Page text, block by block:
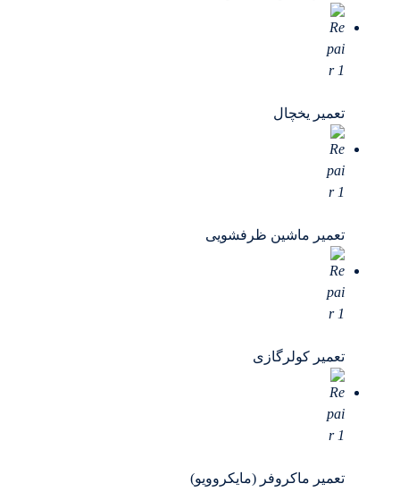
تعمیر یخچال
تعمیر ماشین ظرفشویی
تعمیر کولرگازی
تعمیر ماکروفر (مایکروویو)